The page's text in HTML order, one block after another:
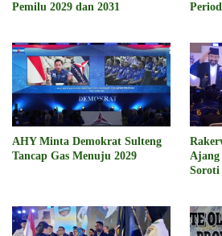
Pemilu 2029 dan 2031
AHY Minta Demokrat Sulteng
Tancap Gas Menuju 2029
Ajang
Soroti